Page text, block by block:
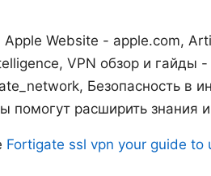
Website - apple.com,
VPN обзор и гайды -
Безопасность в
помогут расширить знания
Fortigate ssl vpn your guide